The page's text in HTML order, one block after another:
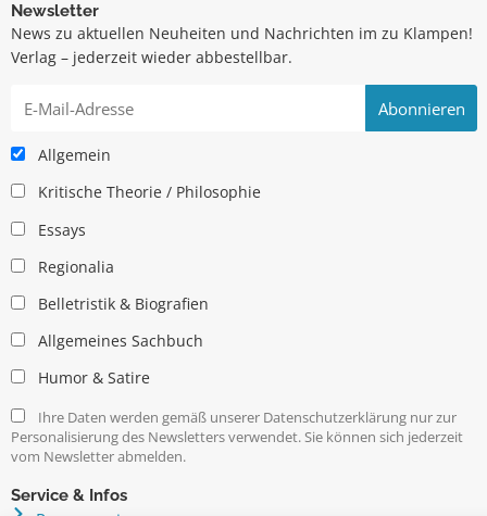
Newsletter
News zu aktuellen Neuheiten und Nachrichten im zu Klampen!
Verlag – jederzeit wieder abbestellbar.
Allgemein
Kritische Theorie / Philosophie
Essays
Regionalia
Belletristik & Biografien
Allgemeines Sachbuch
Humor & Satire
Ihre Daten werden gemäß unserer Datenschutzerklärung nur zur
Personalisierung des Newsletters verwendet. Sie können sich jederzeit
vom Newsletter abmelden.
Service & Infos